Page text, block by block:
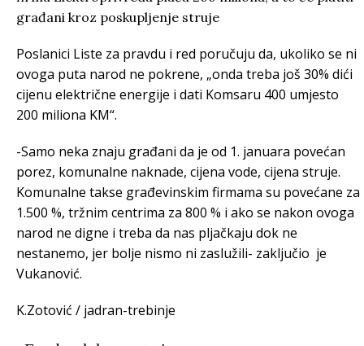
Poslanici Liste za pravdu i red poručuju da, ukoliko se ni
ovoga puta narod ne pokrene, „onda treba još 30% dići
cijenu električne energije i dati Komsaru 400 umjesto
200 miliona KM“.
-Samo neka znaju građani da je od 1. januara povećan
porez, komunalne naknade, cijena vode, cijena struje.
Komunalne takse građevinskim firmama su povećane za
1.500 %, tržnim centrima za 800 % i ako se nakon ovoga
narod ne digne i treba da nas pljačkaju dok ne
nestanemo, jer bolje nismo ni zaslužili- zaključio je
Vukanović.
K.Zotović / jadran-trebinje